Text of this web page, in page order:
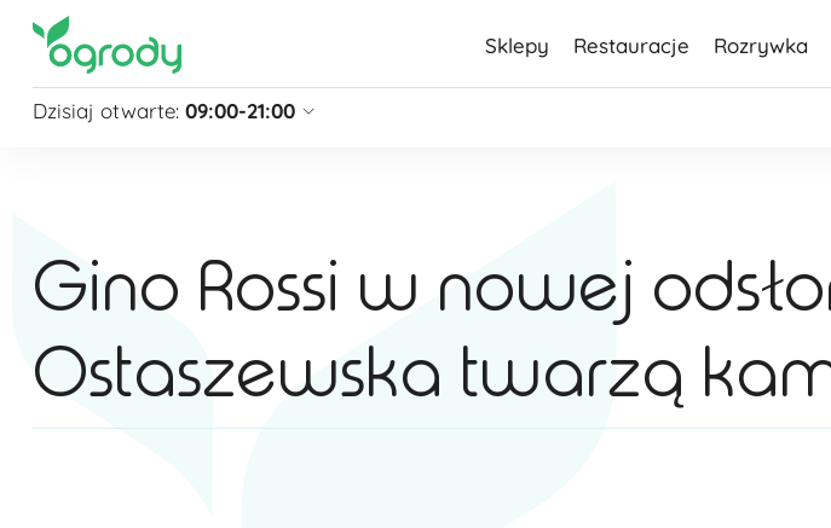
Sklepy Restauracje Rozrywka
Dzisiaj otwarte: 09:00-21:00
zobacz więcej »
Gino Rossi w nowej
Ostaszewska twarzą